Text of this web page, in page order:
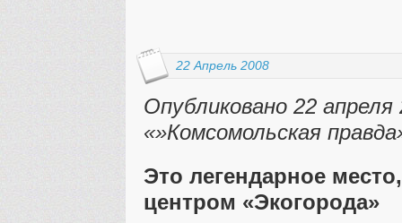
22 Апрель 2008
Опубликовано 22
«»Комсомольская
Это легендарное
центром «Экогорода»